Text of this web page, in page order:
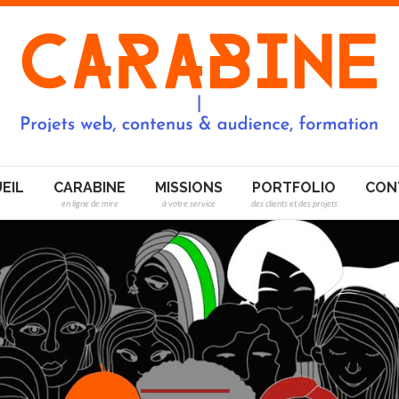
en ligne de mire
CARABINE
à votre service
MISSIONS
des clients et des projets
PORTFOLIO